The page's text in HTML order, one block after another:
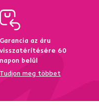
Garancia az áru
visszatérítésére 60
napon belül
Tudjon meg többet